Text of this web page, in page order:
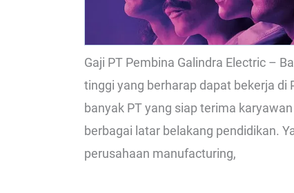
Gaji PT Pembina Galindra Electric –
tinggi yang berharap dapat bekerja di
banyak PT yang siap terima
berbagai latar belakang pendidikan.
perusahaan manufacturing,